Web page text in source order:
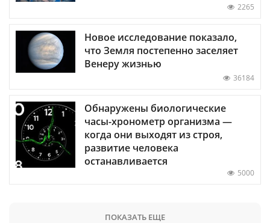
2265
Новое исследование показало,
что Земля постепенно заселяет
Венеру жизнью
36184
Обнаружены биологические
часы-хронометр организма —
когда они выходят из строя,
развитие человека
останавливается
5000
ПОКАЗАТЬ ЕЩЕ